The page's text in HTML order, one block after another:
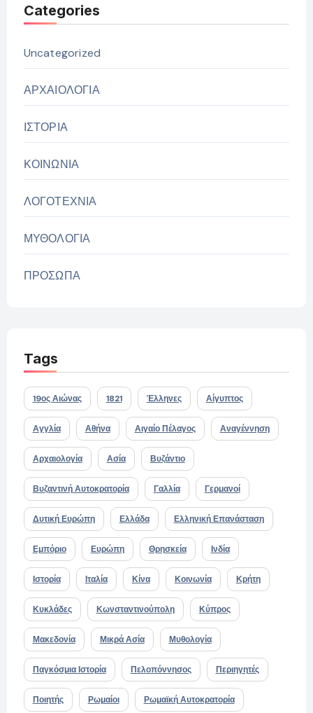
Categories
Uncategorized
ΑΡΧΑΙΟΛΟΓΙΑ
ΙΣΤΟΡΙΑ
ΚΟΙΝΩΝΙΑ
ΛΟΓΟΤΕΧΝΙΑ
ΜΥΘΟΛΟΓΙΑ
ΠΡΟΣΩΠΑ
Tags
19ος Αιώνας 1821 Έλληνες Αίγυπτος
Αγγλία Αθήνα Αιγαίο Πέλαγος Αναγέννηση
Αρχαιολογία Ασία Βυζάντιο
Βυζαντινή Αυτοκρατορία Γαλλία Γερμανοί
Δυτική Ευρώπη Ελλάδα Ελληνική Επανάσταση
Εμπόριο Ευρώπη Θρησκεία Ινδία
Ιστορία Ιταλία Κίνα Κοινωνία Κρήτη
Κυκλάδες Κωνσταντινούπολη Κύπρος
Μακεδονία Μικρά Ασία Μυθολογία
Παγκόσμια Ιστορία Πελοπόννησος Περιηγητές
Ποιητής Ρωμαίοι Ρωμαϊκή Αυτοκρατορία